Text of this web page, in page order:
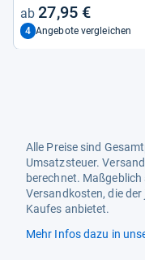
27,95 €
4 Angebote vergleichen
Alle Preise sind
Umsatzsteuer.
berechnet.
Versandkosten, die
Kaufes anbietet.
Mehr Infos dazu in